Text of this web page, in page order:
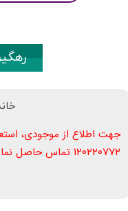
جهت اطلاع از موجودی،
120220772 تماس حاصل